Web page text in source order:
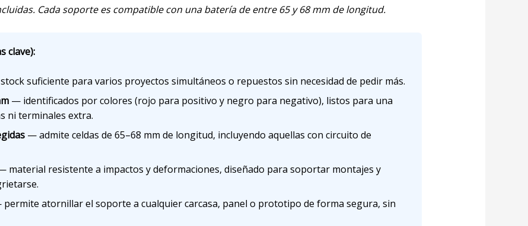
Cada soporte es compatible con una batería de entre 65 y 68 mm de longitud.
clave):
suficiente para varios proyectos simultáneos o repuestos sin necesidad de pedir más.
— identificados por colores (rojo para positivo y negro para negativo), listos para una
ni terminales extra.
— admite celdas de 65–68 mm de longitud, incluyendo aquellas con circuito de
material resistente a impactos y deformaciones, diseñado para soportar montajes y
atornillar el soporte a cualquier carcasa, panel o prototipo de forma segura, sin